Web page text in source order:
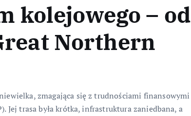
kolejowego – od
Northern
zmagająca się z trudnościami finansowymi
Jej trasa była krótka, infrastruktura zaniedbana, a